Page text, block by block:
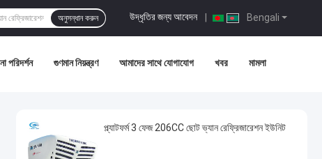
Bengali
উদ্ধৃতির জন্য আবেদন
অনুসন্ধান করুন
পরিদর্শন গুণমান নিয়ন্ত্রণ আমাদের সাথে যোগাযোগ খবর মামলা
প্ল্যাটফর্ম 3 ফেজ 206CC ছোট ভ্যান রেফ্রিজারেশন ইউনিট